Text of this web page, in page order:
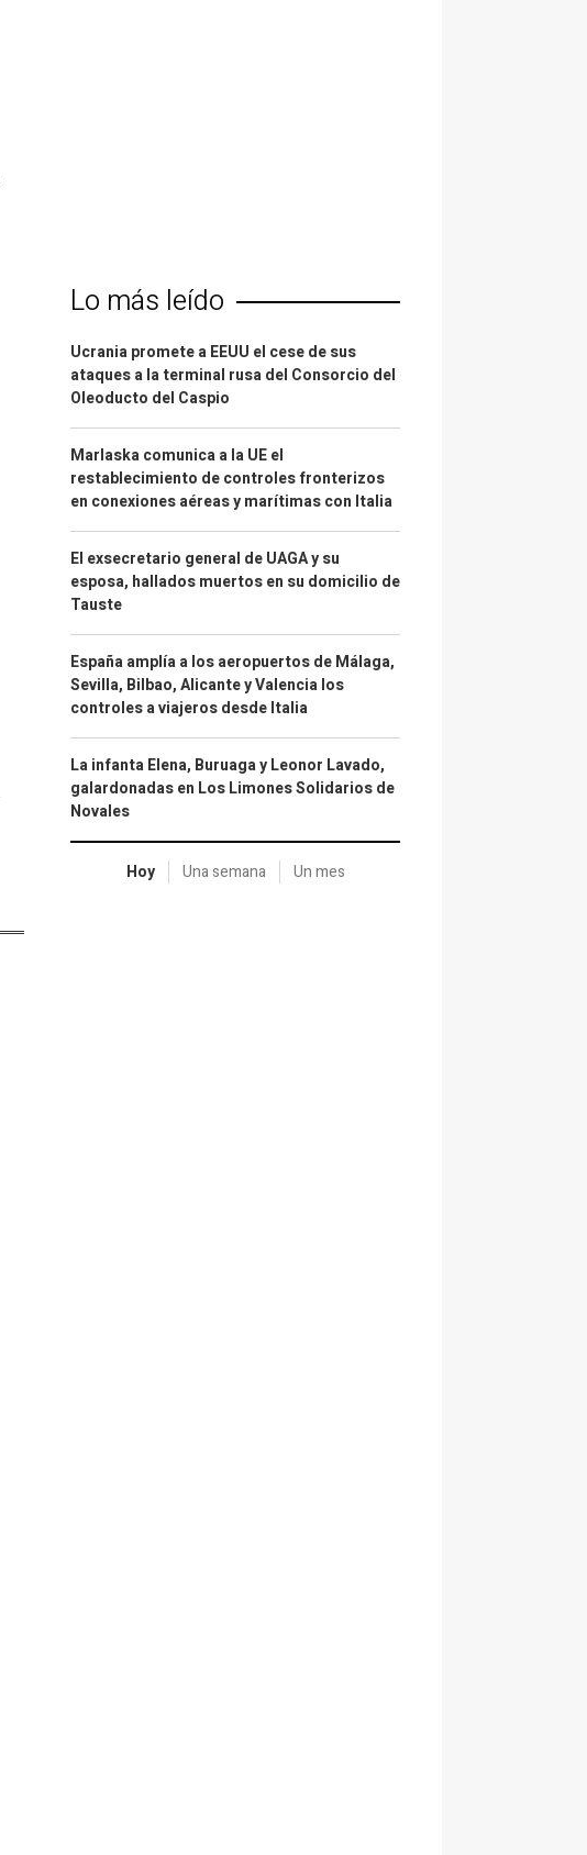
Lo más leído
Ucrania promete a EEUU el cese de sus
ataques a la terminal rusa del Consorcio del
Oleoducto del Caspio
Marlaska comunica a la UE el
restablecimiento de controles fronterizos
en conexiones aéreas y marítimas con Italia
El exsecretario general de UAGA y su
esposa, hallados muertos en su domicilio de
Tauste
España amplía a los aeropuertos de Málaga,
Sevilla, Bilbao, Alicante y Valencia los
controles a viajeros desde Italia
La infanta Elena, Buruaga y Leonor Lavado,
galardonadas en Los Limones Solidarios de
Novales
Hoy Una semana Un mes